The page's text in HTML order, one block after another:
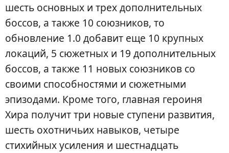
шесть основных и трех дополнительных
боссов, а также 10 союзников, то
обновление 1.0 добавит еще 10 крупных
локаций, 5 сюжетных и 19 дополнительных
боссов, а также 11 новых союзников со
своими способностями и сюжетными
эпизодами. Кроме того, главная героиня
Хира получит три новые ступени развития,
шесть охотничьих навыков, четыре
стихийных усиления и шестнадцать